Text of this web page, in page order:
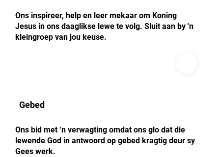
Gebed
Ons bid met ‘n verwagting omdat ons glo dat die
lewende God in antwoord op gebed kragtig deur sy
Gees werk.
Ons inspireer, help en leer mekaar om Koning
Jesus in ons daaglikse lewe te volg. Sluit aan by 'n
kleingroep van jou keuse.